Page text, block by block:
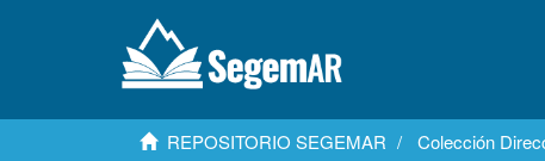
REPOSITORIO SEGEMAR Colección